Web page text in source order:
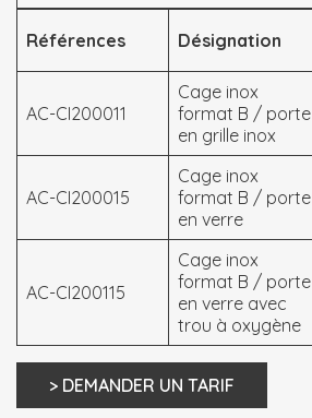
Références Désignation
AC-CI200011
Cage inox
format B / porte
en grille inox
AC-CI200015
Cage inox
format B / porte
en verre
AC-CI200115
Cage inox
format B / porte
en verre avec
trou à oxygène
> DEMANDER UN TARIF